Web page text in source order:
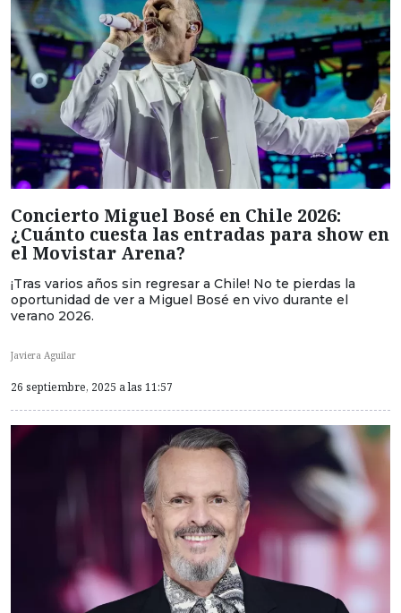
Concierto Miguel Bosé en Chile 2026:
¿Cuánto cuesta las entradas para show en
el Movistar Arena?
¡Tras varios años sin regresar a Chile! No te pierdas la
oportunidad de ver a Miguel Bosé en vivo durante el
verano 2026.
Javiera Aguilar
26 septiembre, 2025 a las 11:57